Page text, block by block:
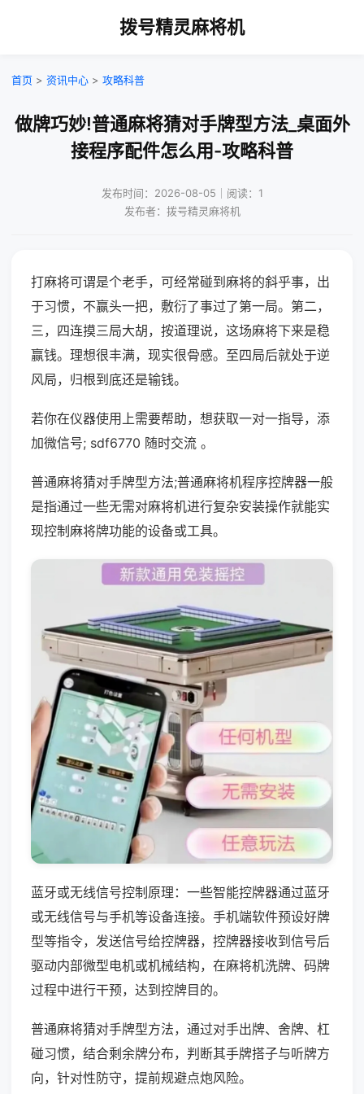
拨号精灵麻将机
首页 > 资讯中心 > 攻略科普
做牌巧妙!普通麻将猜对手牌型方法_桌面外
接程序配件怎么用-攻略科普
发布时间：2026-08-05｜阅读：1
发布者：拨号精灵麻将机
打麻将可谓是个老手，可经常碰到麻将的斜乎事，出
于习惯，不赢头一把，敷衍了事过了第一局。第二，
三，四连摸三局大胡，按道理说，这场麻将下来是稳
赢钱。理想很丰满，现实很骨感。至四局后就处于逆
风局，归根到底还是输钱。
若你在仪器使用上需要帮助，想获取一对一指导，添
加微信号; sdf6770 随时交流 。
普通麻将猜对手牌型方法;普通麻将机程序控牌器一般
是指通过一些无需对麻将机进行复杂安装操作就能实
现控制麻将牌功能的设备或工具。
蓝牙或无线信号控制原理：一些智能控牌器通过蓝牙
或无线信号与手机等设备连接。手机端软件预设好牌
型等指令，发送信号给控牌器，控牌器接收到信号后
驱动内部微型电机或机械结构，在麻将机洗牌、码牌
过程中进行干预，达到控牌目的。
普通麻将猜对手牌型方法，通过对手出牌、舍牌、杠
碰习惯，结合剩余牌分布，判断其手牌搭子与听牌方
向，针对性防守，提前规避点炮风险。